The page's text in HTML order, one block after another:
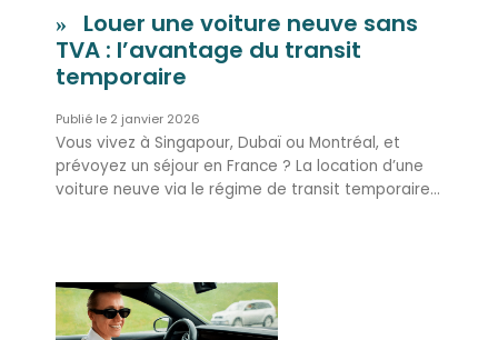
Louer une voiture neuve sans
TVA : l’avantage du transit
temporaire
2 janvier 2026
Vous vivez à Singapour, Dubaï ou Montréal, et
prévoyez un séjour en France ? La location d’une
voiture neuve via le régime de transit temporaire…